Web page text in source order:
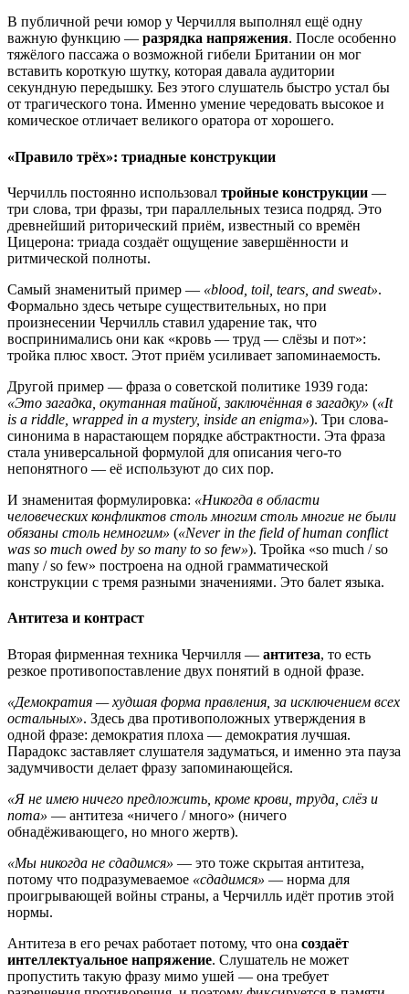
В публичной речи юмор у Черчилля выполнял ещё одну
важную функцию — разрядка напряжения. После особенно
тяжёлого пассажа о возможной гибели Британии он мог
вставить короткую шутку, которая давала аудитории
секундную передышку. Без этого слушатель быстро устал бы
от трагического тона. Именно умение чередовать высокое и
комическое отличает великого оратора от хорошего.
«Правило трёх»: триадные конструкции
Черчилль постоянно использовал тройные конструкции —
три слова, три фразы, три параллельных тезиса подряд. Это
древнейший риторический приём, известный со времён
Цицерона: триада создаёт ощущение завершённости и
ритмической полноты.
Самый знаменитый пример — «blood, toil, tears, and sweat».
Формально здесь четыре существительных, но при
произнесении Черчилль ставил ударение так, что
воспринимались они как «кровь — труд — слёзы и пот»:
тройка плюс хвост. Этот приём усиливает запоминаемость.
Другой пример — фраза о советской политике 1939 года:
«Это загадка, окутанная тайной, заключённая в загадку» («It
is a riddle, wrapped in a mystery, inside an enigma»). Три слова-
синонима в нарастающем порядке абстрактности. Эта фраза
стала универсальной формулой для описания чего-то
непонятного — её используют до сих пор.
И знаменитая формулировка: «Никогда в области
человеческих конфликтов столь многим столь многие не были
обязаны столь немногим» («Never in the field of human conflict
was so much owed by so many to so few»). Тройка «so much / so
many / so few» построена на одной грамматической
конструкции с тремя разными значениями. Это балет языка.
Антитеза и контраст
Вторая фирменная техника Черчилля — антитеза, то есть
резкое противопоставление двух понятий в одной фразе.
«Демократия — худшая форма правления, за исключением всех
остальных». Здесь два противоположных утверждения в
одной фразе: демократия плоха — демократия лучшая.
Парадокс заставляет слушателя задуматься, и именно эта пауза
задумчивости делает фразу запоминающейся.
«Я не имею ничего предложить, кроме крови, труда, слёз и
пота» — антитеза «ничего / много» (ничего
обнадёживающего, но много жертв).
«Мы никогда не сдадимся» — это тоже скрытая антитеза,
потому что подразумеваемое «сдадимся» — норма для
проигрывающей войны страны, а Черчилль идёт против этой
нормы.
Антитеза в его речах работает потому, что она создаёт
интеллектуальное напряжение. Слушатель не может
пропустить такую фразу мимо ушей — она требует